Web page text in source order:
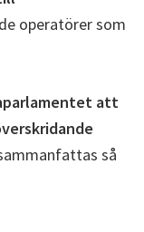
operatörer som
att
så